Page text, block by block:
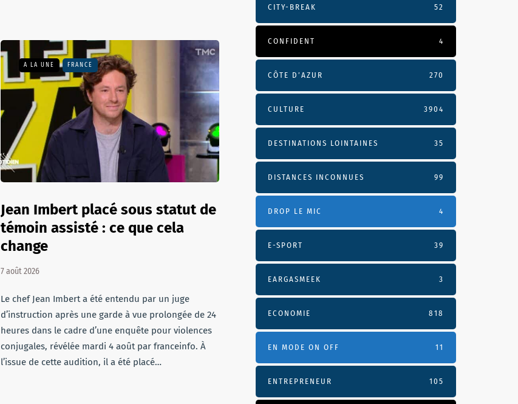
A LA UNE FRANCE
Jean Imbert placé sous statut de
témoin assisté : ce que cela
change
7 août 2026
Le chef Jean Imbert a été entendu par un juge
d’instruction après une garde à vue prolongée de 24
heures dans le cadre d’une enquête pour violences
conjugales, révélée mardi 4 août par franceinfo. À
l’issue de cette audition, il a été placé…
CITY-BREAK 52
CONFIDENT 4
CÔTE D’AZUR 270
CULTURE 3904
DESTINATIONS LOINTAINES 35
DISTANCES INCONNUES 99
DROP LE MIC 4
E-SPORT 39
EARGASMEEK 3
ECONOMIE 818
EN MODE ON OFF 11
ENTREPRENEUR 105